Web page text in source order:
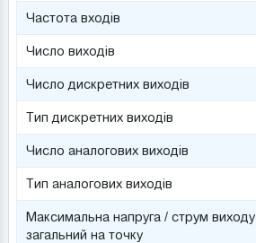
Частота входів
Число виходів
Число дискретних виходів
Тип дискретних виходів
Число аналогових виходів
Тип аналогових виходів
Максимальна напруга / струм виходу
загальний на точку